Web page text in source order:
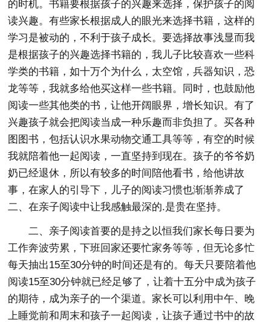
的时机。书籍要根据孩子的兴趣来选择，保护孩子的阅
读兴趣。有些家长根据成人的眼光来选择书籍，这样的
学习是被动的，不利于孩子成长。要选择故事浅显而我
是根据孩子的兴趣选择书籍的，我儿子比较喜欢一些科
学类的书籍，如十万个为什么，太空馆，兵器知识，恐
龙等等，我就多给他买这样一些书籍。同时，也鼓励他
阅读一些其他类的书，让他开阔眼界，增长知识。有了
兴趣孩子就会把阅读当成一种乐趣而非负担了。买各种
图图书，包括认识水果动物交通工具等等，有空的时候
我就陪着他一起阅读，一直坚持到现在。孩子的爷爷奶
奶已经退休，所以有较多的时间陪他看书，给他讲故
事，在家人的引导下，儿子的阅读习惯也渐渐养成了
二、在亲子阅读中让我感触最深的.是贵在坚持。
二、亲子阅读首要的是持之以恒我们家长每日要为
工作奔波劳累，下班回家还要忙家务等等，但无论多忙
每天抽出15至30分钟的时间还是有的。每天只要陪着他
阅读15至30分钟就已经足够了，让着十五分中成为孩子
的期待，成为亲子的一个渠道。家长可以利用中午、晚
上睡觉前和周末和孩子一起阅读，让孩子通过书中的故